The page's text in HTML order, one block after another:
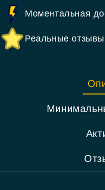
Моментальная
Реальные отзывы